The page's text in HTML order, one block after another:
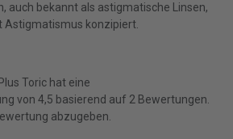
auch bekannt als astigmatische Linsen,
Astigmatismus konzipiert.
Toric hat eine
von 4,5 basierend auf 2 Bewertungen.
abzugeben.